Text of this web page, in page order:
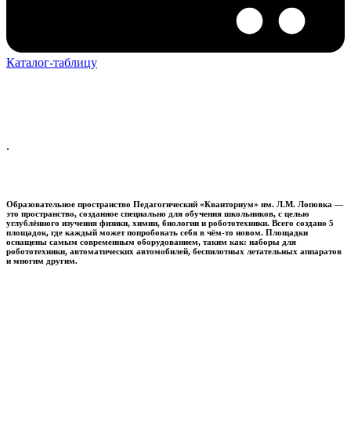
Каталог-таблицу
.
Образовательное пространство Педагогический «Кванториум» им. Л.М. Лоповка —
это пространство, созданное специально для обучения школьников, с целью
углублённого изучения физики, химии, биологии и робототехники. Всего создано 5
площадок, где каждый может попробовать себя в чём-то новом. Площадки
оснащены самым современным оборудованием, таким как: наборы для
робототехники, автоматических автомобилей, беспилотных летательных аппаратов
и многим другим.